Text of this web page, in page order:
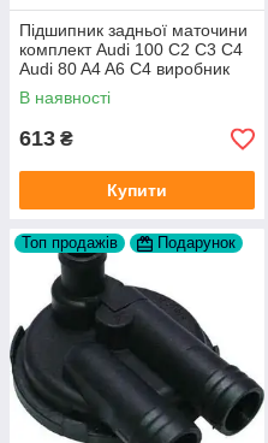
Підшипник задньої маточини
комплект Audi 100 C2 C3 C4
Audi 80 A4 A6 C4 виробник
FAG
В наявності
613 ₴
Купити
Топ продажів Подарунок